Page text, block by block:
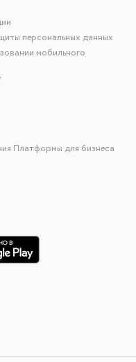
персональных данных
мобильного
Платформы для бизнеса